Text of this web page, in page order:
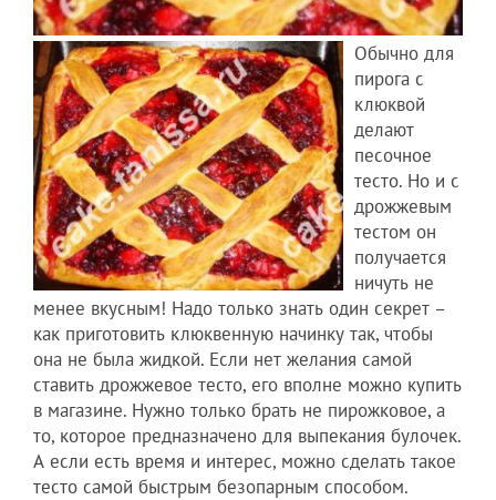
Обычно для
пирога с
клюквой
делают
песочное
тесто. Но и с
дрожжевым
тестом он
получается
ничуть не
менее вкусным! Надо только знать один секрет –
как приготовить клюквенную начинку так, чтобы
она не была жидкой. Если нет желания самой
ставить дрожжевое тесто, его вполне можно купить
в магазине. Нужно только брать не пирожковое, а
то, которое предназначено для выпекания булочек.
А если есть время и интерес, можно сделать такое
тесто самой быстрым безопарным способом.